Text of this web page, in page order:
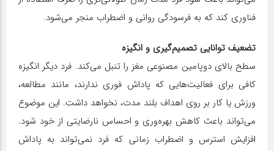
فناوری کند که به فرسودگی روانی و اضطراب منجر می‌شود.
تضعیف توانایی تصمیم‌گیری و انگیزه
سطح بالای دوپامین مصنوعی مغز را تنبل می‌کند. فرد دیگر انگیزه
کافی برای فعالیت‌هایی که پاداش فوری ندارند، مانند مطالعه،
ورزش یا کار بر روی اهداف بلند مدت، نخواهد داشت. این موضوع
می‌تواند باعث کاهش بهره‌وری و احساس نارضایتی از خود شود.
افزایش استرس و اضطراب زمانی که فرد نمی‌تواند به پاداش